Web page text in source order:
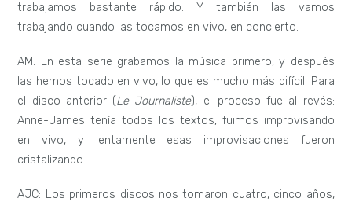
trabajamos bastante rápido. Y también las vamos
trabajando cuando las tocamos en vivo, en concierto.
AM: En esta serie grabamos la música primero, y después
las hemos tocado en vivo, lo que es mucho más difícil. Para
el disco anterior (Le Journaliste), el proceso fue al revés:
Anne-James tenía todos los textos, fuimos improvisando
en vivo, y lentamente esas improvisaciones fueron
cristalizando.
AJC: Los primeros discos nos tomaron cuatro, cinco años,